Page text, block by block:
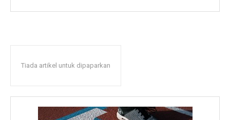
Tiada artikel untuk dipaparkan